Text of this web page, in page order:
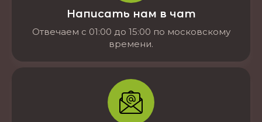
Написать нам в чат
Отвечаем с 01:00 до 15:00 по московскому
времени.